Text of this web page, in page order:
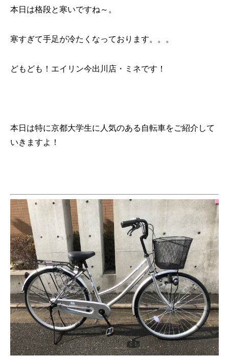
本日は格段と寒いですね～。
寒すぎて手足が冷たくなっております。。。
どもども！エイリン今出川店・ミネです！
本日は特に京都大学生に人気のある自転車をご紹介して
いきますよ！